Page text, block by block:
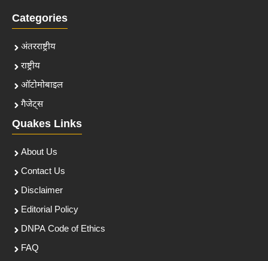
Categories
अंतरराष्ट्रीय
राष्ट्रीय
ऑटोमोबाइल
गैजेट्स
Quakes Links
About Us
Contact Us
Disclaimer
Editorial Policy
DNPA Code of Ethics
FAQ